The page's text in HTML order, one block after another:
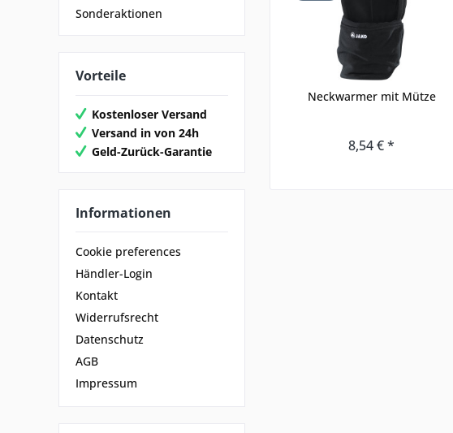
Sonderaktionen
Vorteile
Kostenloser Versand
Versand in von 24h
Geld-Zurück-Garantie
Informationen
Cookie preferences
Händler-Login
Kontakt
Widerrufsrecht
Datenschutz
AGB
Impressum
Neckwarmer mit Mütze
8,54 € *